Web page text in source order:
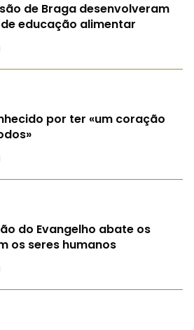
de Braga desenvolveram
educação alimentar
por ter «um coração
do Evangelho abate os
os seres humanos